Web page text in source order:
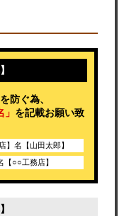
防ぐ為、
を記載お願い致
名【山田太郎】
○○工務店】